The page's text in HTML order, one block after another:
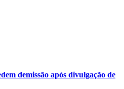
demissão após divulgação de